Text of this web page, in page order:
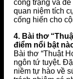
công trạng và
quan niệm tích
cống hiến cho
4. Bài thơ
điểm nổi bật
Bài thơ “Thuật
ngôn tứ tuyệt.
niềm tự hào về